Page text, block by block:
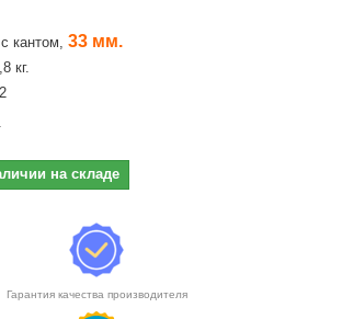
кантом, 33 мм.
кг.
на складе
Гарантия качества производителя